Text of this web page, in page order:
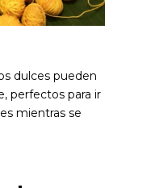
dulces pueden
perfectos para ir
mientras se